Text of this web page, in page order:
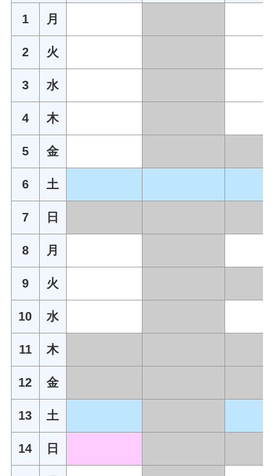
1 月
2 火
3 水
4 木
5 金
6 土
7 日
8 月
9 火
10 水
11 木
12 金
13 土
14 日